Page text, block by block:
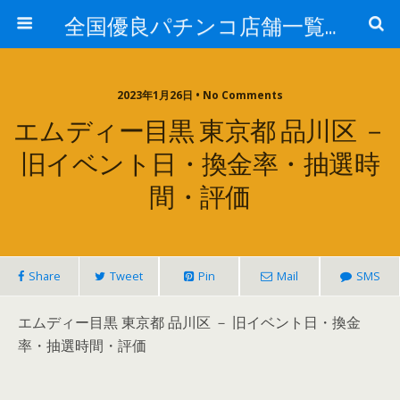
全国優良パチンコ店舗一覧：プロ厳選ガイド
2023年1月26日 • No Comments
エムディー目黒 東京都 品川区 －
旧イベント日・換金率・抽選時
間・評価
Share Tweet Pin Mail SMS
エムディー目黒 東京都 品川区 － 旧イベント日・換金
率・抽選時間・評価